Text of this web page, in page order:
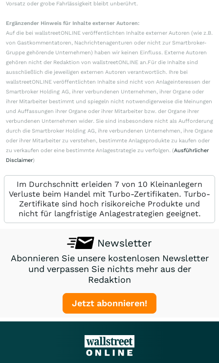
Vorsatz oder grobe Fahrlässigkeit bleibt unberührt.
Ergänzender Hinweis für Inhalte externer Autoren:
Auf die bei wallstreetONLINE veröffentlichten Inhalte externer Autoren (wie z.B.
von Gastkommentatoren, Nachrichtenagenturen oder nicht zur Smartbroker-
Gruppe gehörende Unternehmen) haben wir keinen Einfluss. Externe Autoren
gehören nicht der Redaktion von wallstreetONLINE an.Für die Inhalte sind
ausschließlich die jeweiligen externen Autoren verantwortlich. Ihre bei
wallstreetONLINE veröffentlichten Inhalte sind nicht von Anlageinteressen der
Smartbroker Holding AG, ihrer verbundenen Unternehmen, ihrer Organe oder
ihrer Mitarbeiter bestimmt und spiegeln nicht notwendigerweise die Meinungen
und Auffassungen ihrer Organe oder ihrer Mitarbeiter bzw. der Organe ihrer
verbundenen Unternehmen wider. Sie sind insbesondere nicht als Aufforderung
durch die Smartbroker Holding AG, ihre verbundenen Unternehmen, ihre Organe
oder ihrer Mitarbeiter zu verstehen, bestimmte Anlageprodukte zu kaufen oder
zu verkaufen oder eine bestimmte Anlagestrategie zu verfolgen. (Ausführlicher
Disclaimer)
Im Durchschnitt erleiden 7 von 10 Kleinanlegern
Verluste beim Handel mit Turbo-Zertifikaten. Turbo-
Zertifikate sind hoch risikoreiche Produkte und
nicht für langfristige Anlagestrategien geeignet.
Newsletter
Abonnieren Sie unsere kostenlosen Newsletter
und verpassen Sie nichts mehr aus der
Redaktion
Jetzt abonnieren!